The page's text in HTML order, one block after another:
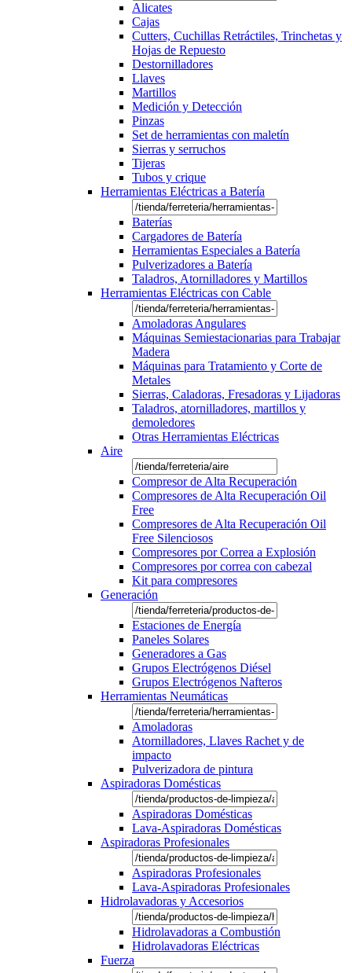
Alicates
Cajas
Cutters, Cuchillas Retráctiles, Trinchetas y
Hojas de Repuesto
Destornilladores
Llaves
Martillos
Medición y Detección
Pinzas
Set de herramientas con maletín
Sierras y serruchos
Tijeras
Tubos y crique
Herramientas Eléctricas a Batería
Baterías
Cargadores de Batería
Herramientas Especiales a Batería
Pulverizadores a Batería
Taladros, Atornilladores y Martillos
Herramientas Eléctricas con Cable
Amoladoras Angulares
Máquinas Semiestacionarias para Trabajar
Madera
Máquinas para Tratamiento y Corte de
Metales
Sierras, Caladoras, Fresadoras y Lijadoras
Taladros, atornilladores, martillos y
demoledores
Otras Herramientas Eléctricas
Aire
Compresor de Alta Recuperación
Compresores de Alta Recuperación Oil
Free
Compresores de Alta Recuperación Oil
Free Silenciosos
Compresores por Correa a Explosión
Compresores por correa con cabezal
Kit para compresores
Generación
Estaciones de Energía
Paneles Solares
Generadores a Gas
Grupos Electrógenos Diésel
Grupos Electrógenos Nafteros
Herramientas Neumáticas
Amoladoras
Atornilladores, Llaves Rachet y de
impacto
Pulverizadora de pintura
Aspiradoras Domésticas
Aspiradoras Domésticas
Lava-Aspiradoras Domésticas
Aspiradoras Profesionales
Aspiradoras Profesionales
Lava-Aspiradoras Profesionales
Hidrolavadoras y Accesorios
Hidrolavadoras a Combustión
Hidrolavadoras Eléctricas
Fuerza